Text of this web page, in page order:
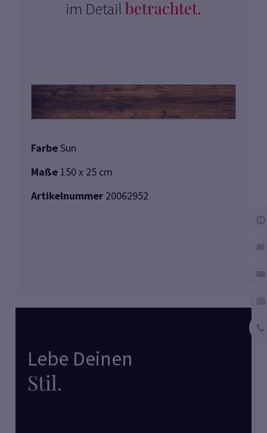
im Detail betrachtet.
FarbeSun
Maße 150 x 25 cm
Artikelnummer 20062952
Lebe Deinen
Stil.